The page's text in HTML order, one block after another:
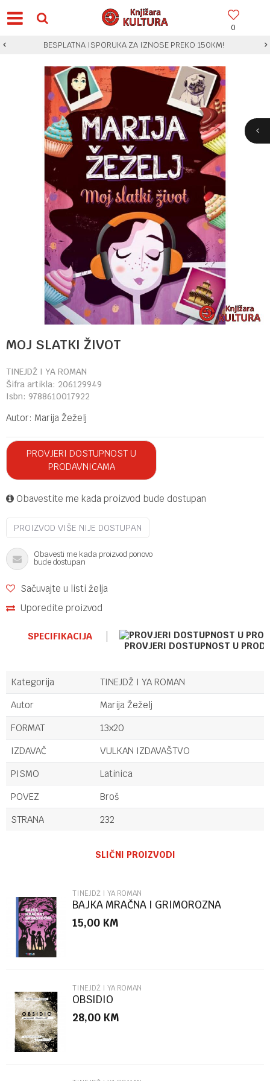
0
BESPLATNA ISPORUKA ZA IZNOSE PREKO 150KM!
MOJ SLATKI ŽIVOT
TINEJDŽ I YA ROMAN
Šifra artikla: 206129949
Isbn: 9788610017922
Autor: Marija Žeželj
PROVJERI DOSTUPNOST U
PRODAVNICAMA
Obavestite me kada proizvod bude dostupan
PROIZVOD VIŠE NIJE DOSTUPAN
Obavesti me kada proizvod ponovo
bude dostupan
Sačuvajte u listi želja
Uporedite proizvod
SPECIFIKACIJA
PROVJERI DOSTUPNOST U
Kategorija
TINEJDŽ I YA ROMAN
Autor
Marija Žeželj
FORMAT
13x20
IZDAVAČ
VULKAN IZDAVAŠTVO
PISMO
Latinica
POVEZ
Broš
STRANA
232
Poruka
POŠALJI
SLIČNI PROIZVODI
TINEJDŽ I YA ROMAN
BAJKA MRAČNA I GRIMOROZNA
15,00 KM
TINEJDŽ I YA ROMAN
OBSIDIO
28,00 KM